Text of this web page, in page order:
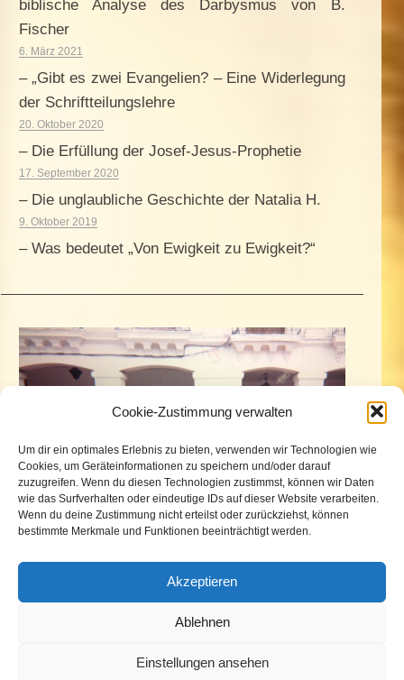
Cookie-Zustimmung verwalten
Um dir ein optimales Erlebnis zu bieten, verwenden wir Technologien wie
Cookies, um Geräteinformationen zu speichern und/oder darauf
zuzugreifen. Wenn du diesen Technologien zustimmst, können wir Daten
wie das Surfverhalten oder eindeutige IDs auf dieser Website verarbeiten.
Wenn du deine Zustimmung nicht erteilst oder zurückziehst, können
bestimmte Merkmale und Funktionen beeinträchtigt werden.
Akzeptieren
Ablehnen
Einstellungen ansehen
biblische Analyse des Darbysmus von B.
Fischer
6. März 2021
– „Gibt es zwei Evangelien? – Eine Widerlegung
der Schriftteilungslehre
20. Oktober 2020
– Die Erfüllung der Josef-Jesus-Prophetie
17. September 2020
– Die unglaubliche Geschichte der Natalia H.
9. Oktober 2019
– Was bedeutet „Von Ewigkeit zu Ewigkeit?“
„Der ist kein Narr, der aufgibt, was er
nicht behalten kann, damit er gewinnt,
was er nicht verlieren kann.“